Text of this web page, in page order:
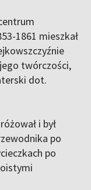
1861 mieszkał
twórczości,
dot.
i był
po
po